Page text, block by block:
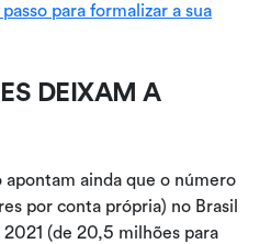
passo para formalizar a sua
DEIXAM A
ainda que o número
por conta própria) no Brasil
(de 20,5 milhões para